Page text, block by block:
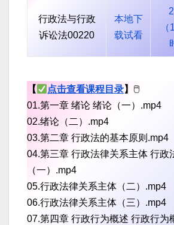
行政法与行政
诉讼法00220
本地下
载试看
【 点击查看课程目录】🖱
01.第一章 绪论 绪论（一）.mp4
02.绪论（二）.mp4
03.第二章 行政法的基本原则.mp4
04.第三章 行政法律关系主体 行政
（一）.mp4
05.行政法律关系主体（二）.mp4
06.行政法律关系主体（三）.mp4
07.第四章 行政行为概述 行政行为